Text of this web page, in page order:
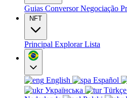
Guias ConversorNegociação
NFT
Principal ExplorarLista
English Español
Українська
Türkçe